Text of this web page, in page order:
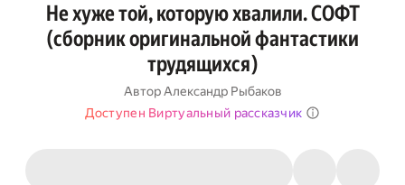
Не хуже той, которую хвалили. СОФТ
(сборник оригинальной фантастики
трудящихся)
Автор Александр Рыбаков
Доступен Виртуальный рассказчик